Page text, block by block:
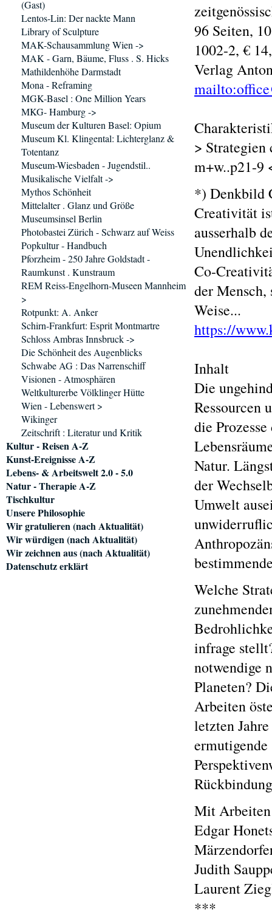
96 Seiten,
1002-2, €
Verlag
>
m+w..p21-9
*) Denkbild
Creativität
ausserhalb
Co-
der
Weise...
https://
Inhalt
Die
Ressourcen
die
Natur.
der
Umwelt
Welche
infrage
notwendige
Planeten?
Arbeiten
letzten
Mit Arbeiten
Edgar
Judith
Laurent
***
(Gast)
Lentos-Lin: Der nackte Mann
Library of Sculpture
MAK-Schausammlung Wien ->
MAK - Garn, Bäume, Fluss . S. Hicks
Mathildenhöhe Darmstadt
Mona - Reframing
MGK-Basel : One Million Years
MKG- Hamburg ->
Museum der Kulturen Basel: Opium
Museum Kl. Klingental: Lichterglanz &
Totentanz
Museum-Wiesbaden - Jugendstil..
Musikalische Vielfalt ->
Mythos Schönheit
Mittelalter . Glanz und Größe
Museumsinsel Berlin
Photobastei Zürich - Schwarz auf Weiss
Popkultur - Handbuch
Pforzheim - 250 Jahre Goldstadt -
Raumkunst . Kunstraum
REM Reiss-Engelhorn-Museen Mannheim
>
Rotpunkt: A. Anker
Schirn-Frankfurt: Esprit Montmartre
Schloss Ambras Innsbruck ->
Die Schönheit des Augenblicks
Schwabe AG : Das Narrenschiff
Visionen - Atmosphären
Weltkulturerbe Völklinger Hütte
Wien - Lebenswert >
Wikinger
Zeitschrift : Literatur und Kritik
Kultur - Reisen A-Z
Kunst-Ereignisse A-Z
Lebens- & Arbeitswelt 2.0 - 5.0
Natur - Therapie A-Z
Tischkultur
Unsere Philosophie
Wir gratulieren (nach Aktualität)
Wir würdigen (nach Aktualität)
Wir zeichnen aus (nach Aktualität)
Datenschutz erklärt